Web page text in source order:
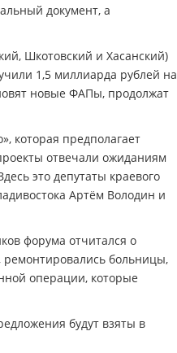
документ, а
Шкотовский и Хасанский)
1,5 миллиарда рублей на
новые ФАПы, продолжат
которая предполагает
отвечали ожиданиям
это депутаты краевого
Артём Володин и
форума отчитался о
ремонтировались больницы,
операции, которые
будут взяты в